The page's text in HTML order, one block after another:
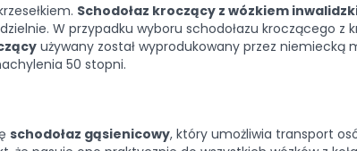
Schodołaz kroczący z wózkiem
W przypadku wyboru schodołazu kroczącego z
używany został wyprodukowany przez niemiecką
50 stopni.
schodołaz gąsienicowy, który umożliwia transport